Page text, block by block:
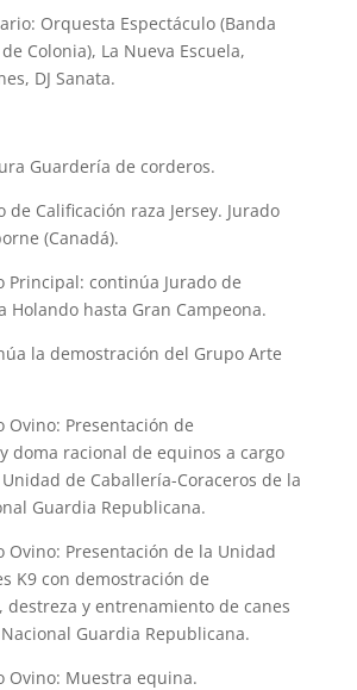
Orquesta Espectáculo (Banda
Colonia), La Nueva Escuela,
DJ Sanata.
Guardería de corderos.
de Calificación raza Jersey. Jurado
(Canadá).
Principal: continúa Jurado de
Holando hasta Gran Campeona.
la demostración del Grupo Arte
Ovino: Presentación de
doma racional de equinos a cargo
de Caballería-Coraceros de la
Guardia Republicana.
Ovino: Presentación de la Unidad
K9 con demostración de
y entrenamiento de canes
Guardia Republicana.
Ovino: Muestra equina.